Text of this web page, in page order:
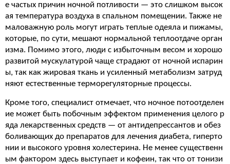
е частых причин ночной потливости — это слишком высок
ая температура воздуха в спальном помещении. Также не
маловажную роль могут играть теплые одеяла и пижамы,
которые, по сути, мешают нормальной теплоотдаче орган
изма. Помимо этого, люди с избыточным весом и хорошо
развитой мускулатурой чаще страдают от ночной испарин
ы, так как жировая ткань и усиленный метаболизм затруд
няют естественные терморегуляторные процессы.
Кроме того, специалист отмечает, что ночное потоотделен
ие может быть побочным эффектом применения целого р
яда лекарственных средств — от антидепрессантов и обез
боливающих до препаратов для лечения диабета, гиперто
нии и высокого уровня холестерина. Не менее существенн
ым фактором здесь выступает и кофеин, так что от тонизи